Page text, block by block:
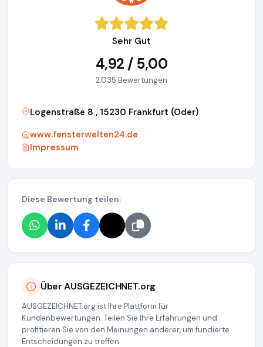
Sehr Gut
4,92 / 5,00
2.035 Bewertungen
Logenstraße 8 , 15230 Frankfurt (Oder)
www.fensterwelten24.de
Impressum
Diese Bewertung teilen:
Über AUSGEZEICHNET.org
AUSGEZEICHNET.org ist Ihre Plattform für
Kundenbewertungen. Teilen Sie Ihre Erfahrungen und
profitieren Sie von den Meinungen anderer, um fundierte
Entscheidungen zu treffen.